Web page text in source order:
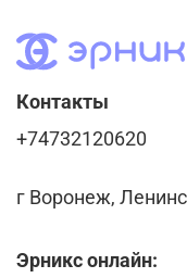
Контакты
+74732120620
г Воронеж,
Эрникс онлайн: